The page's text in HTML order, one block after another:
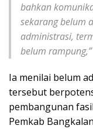
bahkan
sekarang belum
administrasi,
belum
Ia menilai belum
tersebut
pembangunan
Pemkab